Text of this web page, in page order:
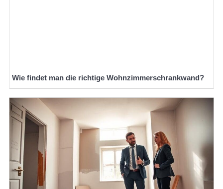
Wie findet man die richtige Wohnzimmerschrankwand?